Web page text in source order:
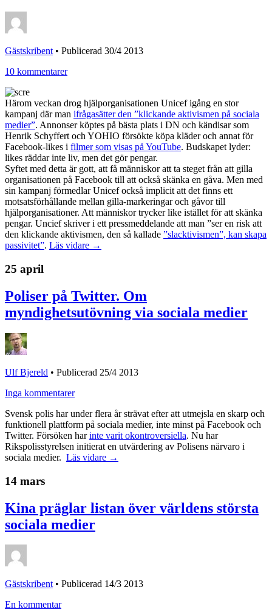
Gästskribent • Publicerad 30/4 2013
10 kommentarer
Härom veckan drog hjälporganisationen Unicef igång en stor
kampanj där man ifrågasätter den ”klickande aktivismen på sociala
medier”. Annonser köptes på bästa plats i DN och kändisar som
Henrik Schyffert och YOHIO försökte köpa kläder och annat för
Facebook-likes i filmer som visas på YouTube. Budskapet lyder:
likes räddar inte liv, men det gör pengar.
Syftet med detta är gott, att få människor att ta steget från att gilla
organisationen på Facebook till att också skänka en gåva. Men med
sin kampanj förmedlar Unicef också implicit att det finns ett
motsatsförhållande mellan gilla-markeringar och gåvor till
hjälporganisationer. Att människor trycker like istället för att skänka
pengar. Uncief skriver i ett pressmeddelande att man ”ser en risk att
den klickande aktivismen, den så kallade ”slacktivismen”, kan skapa
passivitet”. Läs vidare →
25 april
Poliser på Twitter. Om
myndighetsutövning via sociala medier
Ulf Bjereld • Publicerad 25/4 2013
Inga kommentarer
Svensk polis har under flera år strävat efter att utmejsla en skarp och
funktionell plattform på sociala medier, inte minst på Facebook och
Twitter. Försöken harinte varit okontroversiella. Nu har
Rikspolisstyrelsen initierat en utvärdering av Polisens närvaro i
sociala medier. Läs vidare →
14 mars
Kina präglar listan över världens största
sociala medier
Gästskribent• Publicerad 14/3 2013
En kommentar